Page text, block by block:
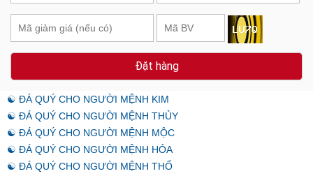
Đặt hàng
☯ ĐÁ QUÝ CHO NGƯỜI MỆNH KIM
☯ ĐÁ QUÝ CHO NGƯỜI MỆNH THỦY
☯ ĐÁ QUÝ CHO NGƯỜI MỆNH MỘC
☯ ĐÁ QUÝ CHO NGƯỜI MỆNH HỎA
☯ ĐÁ QUÝ CHO NGƯỜI MỆNH THỔ